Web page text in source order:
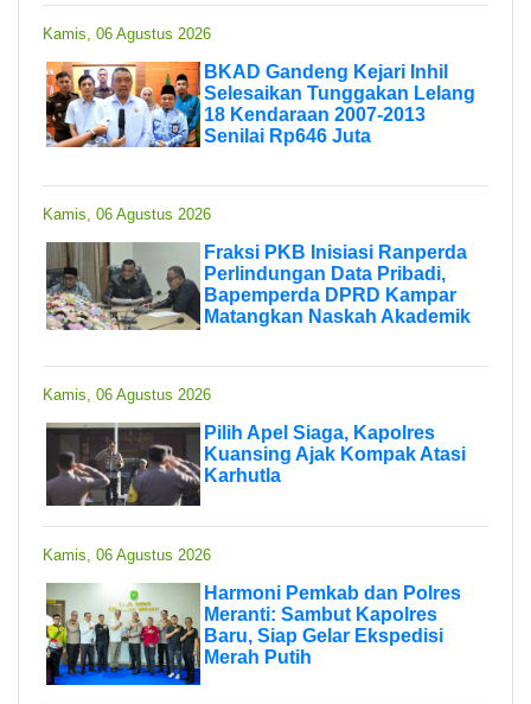
Kamis, 06 Agustus 2026
BKAD Gandeng Kejari Inhil
Selesaikan Tunggakan Lelang
18 Kendaraan 2007-2013
Senilai Rp646 Juta
Kamis, 06 Agustus 2026
Fraksi PKB Inisiasi Ranperda
Perlindungan Data Pribadi,
Bapemperda DPRD Kampar
Matangkan Naskah Akademik
Kamis, 06 Agustus 2026
Pilih Apel Siaga, Kapolres
Kuansing Ajak Kompak Atasi
Karhutla
Kamis, 06 Agustus 2026
Harmoni Pemkab dan Polres
Meranti: Sambut Kapolres
Baru, Siap Gelar Ekspedisi
Merah Putih